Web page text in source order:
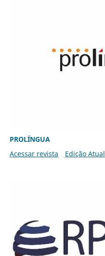
PROLÍNGUA
Acessar revista
Edição Atual